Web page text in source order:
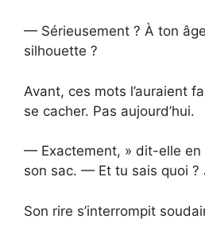
— Sérieusement ? À ton
silhouette ?
Avant, ces mots l’auraient
se cacher. Pas aujourd’hui.
— Exactement, » dit-elle en
son sac. — Et tu sais quoi ?
Son rire s’interrompit